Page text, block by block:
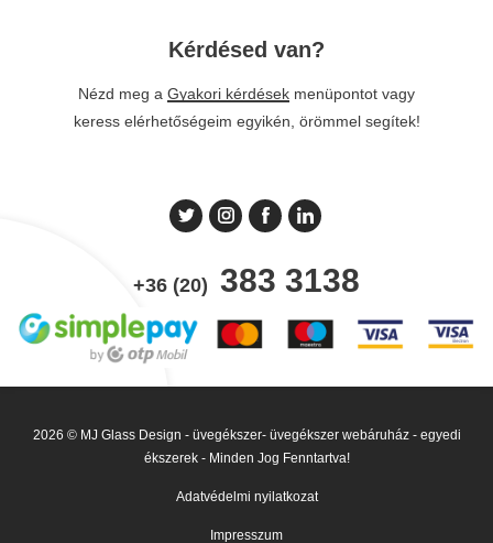
Kérdésed van?
Nézd meg a Gyakori kérdések menüpontot vagy
keress elérhetőségeim egyikén, örömmel segítek!
+36 (20) 383 3138
2026 © MJ Glass Design - üvegékszer- üvegékszer webáruház - egyedi
ékszerek - Minden Jog Fenntartva!
Adatvédelmi nyilatkozat
Impresszum